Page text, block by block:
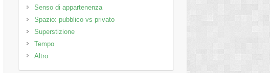
Senso di appartenenza
Spazio: pubblico vs privato
Superstizione
Tempo
Altro